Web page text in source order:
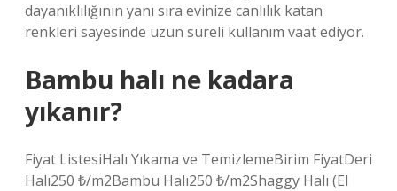
dayanıklılığının yanı sıra evinize canlılık katan
renkleri sayesinde uzun süreli kullanım vaat ediyor.
Bambu halı ne kadara
yıkanır?
Fiyat ListesiHalı Yıkama ve TemizlemeBirim FiyatDeri
Halı250 ₺/m2Bambu Halı250 ₺/m2Shaggy Halı (El